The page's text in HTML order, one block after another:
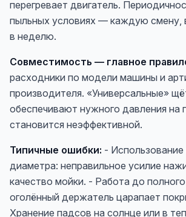
перегревает двигатель.
пыльных условиях — каждую смену,
в неделю.
Совместимость — главное
расходники по модели машины и
производителя. «Универсальные»
обеспечивают нужного давления на
становится неэффективной.
Типичные ошибки: -
диаметра: неправильное усилие
качество мойки. - Работа до
оголённый держатель царапает
Хранение падсов на солнце или в